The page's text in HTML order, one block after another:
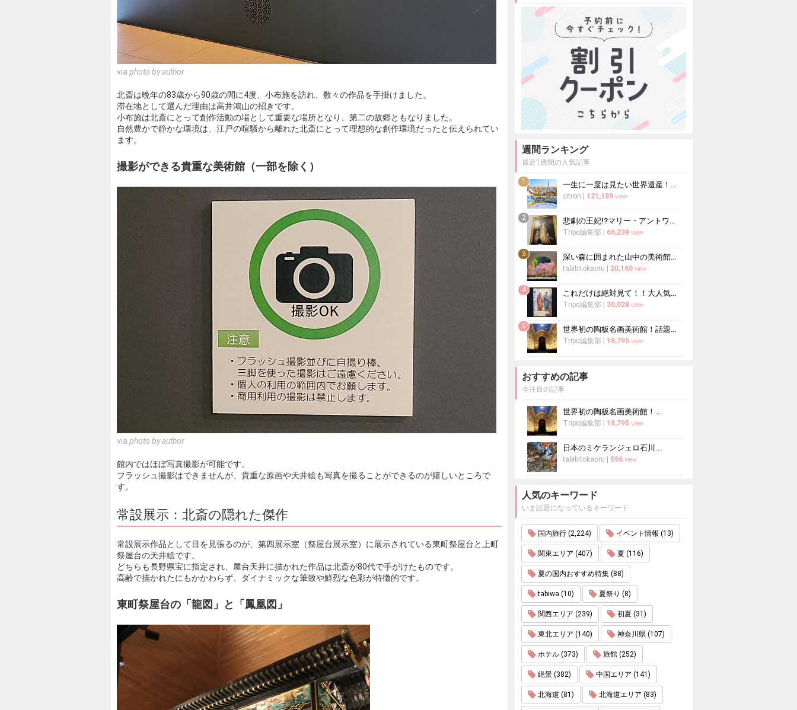
via photo by author
北斎は晩年の83歳から90歳の間に4度、小布施を訪れ、数々の作品を手掛けました。
滞在地として選んだ理由は高井鴻山の招きです。
小布施は北斎にとって創作活動の場として重要な場所となり、第二の故郷ともなりました。
自然豊かで静かな環境は、江戸の喧騒から離れた北斎にとって理想的な創作環境だったと伝えられてい
ます。
撮影ができる貴重な美術館（一部を除く）
via photo by author
館内ではほぼ写真撮影が可能です。
フラッシュ撮影はできませんが、貴重な原画や天井絵も写真を撮ることができるのが嬉しいところで
す。
常設展示：北斎の隠れた傑作
常設展示作品として目を見張るのが、第四展示室（祭屋台展示室）に展示されている東町祭屋台と上町
祭屋台の天井絵です。
どちらも長野県宝に指定され、屋台天井に描かれた作品は北斎が80代で手がけたものです。
高齢で描かれたにもかかわらず、ダイナミックな筆致や鮮烈な色彩が特徴的です。
東町祭屋台の「龍図」と「鳳凰図」
週間ランキング
最近1週間の人気記事
1 一生に一度は見たい世界遺産！スペインバルセロナのアントニ・ガウディ建築6選
citron 121,189 view
2 悲劇の王妃!?マリー・アントワネットの生涯を辿る
Tripα編集部 66,239 view
3 深い森に囲まれた山中の美術館！MIHO MUSEUMの魅力とは？
tabibitokaoru 20,160 view
4 これだけは絶対見て！！大人気のバチカン美術館の見逃せない厳選作品5選
Tripα編集部 30,028 view
5 世界初の陶板名画美術館！話題の大塚国際美術館が人を惹きつける魅力とは？
Tripα編集部 18,795 view
おすすめの記事
今注目の記事
世界初の陶板名画美術館！...
Tripα編集部 18,795 view
日本のミケランジェロ石川...
tabibitokaoru 556 view
人気のキーワード
いま話題になっているキーワード
国内旅行 (2,224) イベント情報 (13)
関東エリア (407) 夏 (116)
夏の国内おすすめ特集 (88)
tabiwa (10) 夏祭り (8)
関西エリア (239) 初夏 (31)
東北エリア (140) 神奈川県 (107)
ホテル (373) 旅館 (252)
絶景 (382) 中国エリア (141)
北海道 (81) 北海道エリア (83)